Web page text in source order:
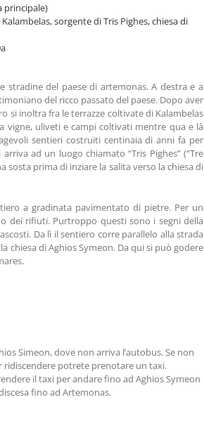
principale)
sorgente di Tris Pighes, chiesa di
stradine del paese di artemonas. A destra e a
del ricco passato del paese. Dopo aver
si inoltra fra le terrazze coltivate di Kalambelas
vigne, uliveti e campi coltivati mentre qua e là
sentieri costruiti centinaia di anni fa per
ad un luogo chiamato “Tris Pighes” (“Tre
sosta prima di inziare la salita verso la chiesa di
a gradinata pavimentato di pietre. Per un
dei rifiuti. Purtroppo questi sono i segni della
Da lì il sentiero corre parallelo alla strada
chiesa di Aghios Symeon. Da qui si può godere
Simeon, dove non arriva l’autobus. Se non
ridiscendere potrete prenotare un taxi.
il taxi per andare fino ad Aghios Symeon
fino ad Artemonas.